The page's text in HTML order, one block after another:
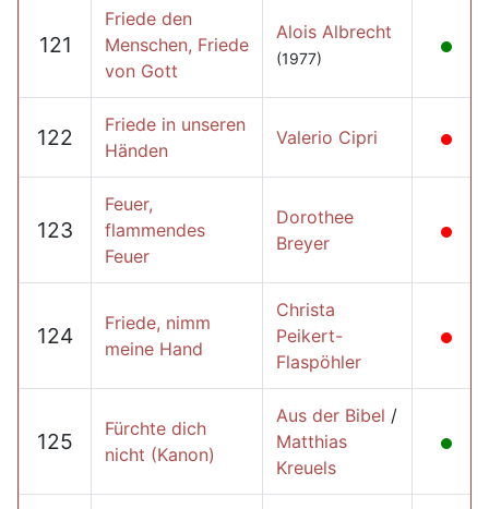
121
Friede den
Menschen, Friede
von Gott
Alois Albrecht
(1977)
122
Friede in unseren
Händen
Valerio Cipri
123
Feuer,
flammendes
Feuer
Dorothee
Breyer
124
Friede, nimm
meine Hand
Christa
Peikert-
Flaspöhler
125
Fürchte dich
nicht (Kanon)
Aus der Bibel /
Matthias
Kreuels